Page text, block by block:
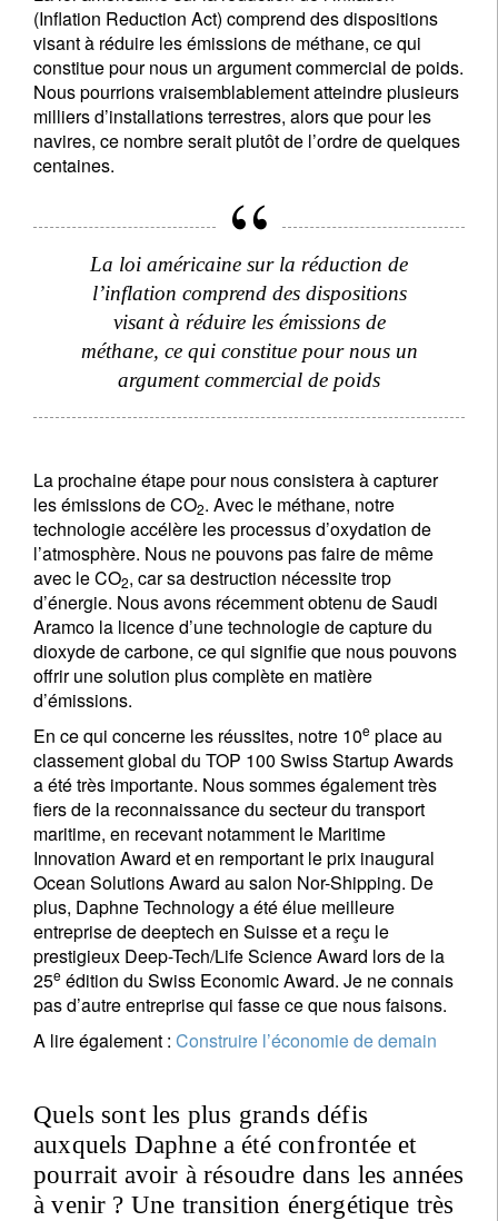
(Inflation Reduction Act) comprend des dispositions
visant à réduire les émissions de méthane, ce qui
constitue pour nous un argument commercial de poids.
Nous pourrions vraisemblablement atteindre plusieurs
milliers d’installations terrestres, alors que pour les
navires, ce nombre serait plutôt de l’ordre de quelques
centaines.
La loi américaine sur la réduction de
l’inflation comprend des dispositions
visant à réduire les émissions de
méthane, ce qui constitue pour nous un
argument commercial de poids
La prochaine étape pour nous consistera à capturer
les émissions de CO2. Avec le méthane, notre
technologie accélère les processus d’oxydation de
l’atmosphère. Nous ne pouvons pas faire de même
avec le CO2, car sa destruction nécessite trop
d’énergie. Nous avons récemment obtenu de Saudi
Aramco la licence d’une technologie de capture du
dioxyde de carbone, ce qui signifie que nous pouvons
offrir une solution plus complète en matière
d’émissions.
En ce qui concerne les réussites, notre 10e place au
classement global du TOP 100 Swiss Startup Awards
a été très importante. Nous sommes également très
fiers de la reconnaissance du secteur du transport
maritime, en recevant notamment le Maritime
Innovation Award et en remportant le prix inaugural
Ocean Solutions Award au salon Nor-Shipping. De
plus, Daphne Technology a été élue meilleure
entreprise de deeptech en Suisse et a reçu le
prestigieux Deep-Tech/Life Science Award lors de la
25e édition du Swiss Economic Award. Je ne connais
pas d’autre entreprise qui fasse ce que nous faisons.
A lire également : Construire l’économie de demain
Quels sont les plus grands défis
auxquels Daphne a été confrontée et
pourrait avoir à résoudre dans les années
à venir ? Une transition énergétique très